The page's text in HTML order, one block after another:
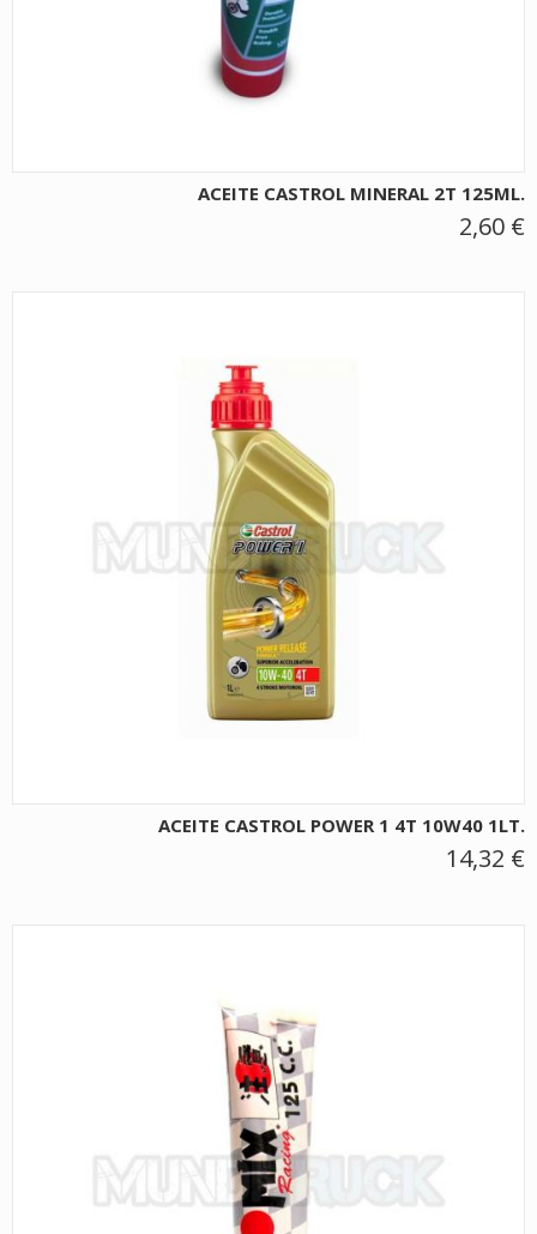
ACEITE CASTROL MINERAL 2T 125ML.
2,60 €
ACEITE CASTROL POWER 1 4T 10W40 1LT.
14,32 €